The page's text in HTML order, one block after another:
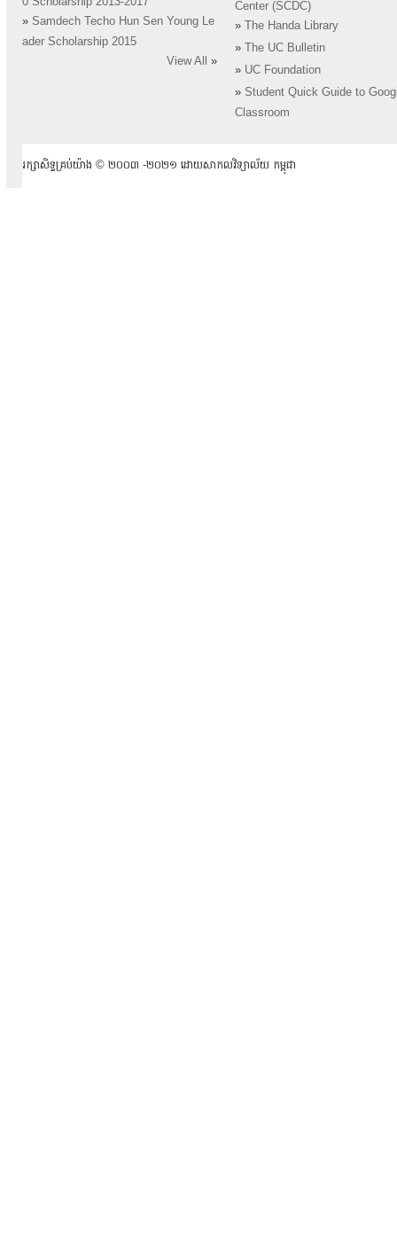
» Samdech Techo Hun Sen Young Le
ader Scholarship 2015
View All
»
Center (SCDC)
»
The Handa Library
»
The UC Bulletin
» UC Foundation
» Student Quick Guide to
Classroom
រក្សាសិទ្ធគ្រប់យ៉ាង ​© ២០០៣ -២០២១ ដោយសាកលវិទ្យាល័យ កម្ពុជា